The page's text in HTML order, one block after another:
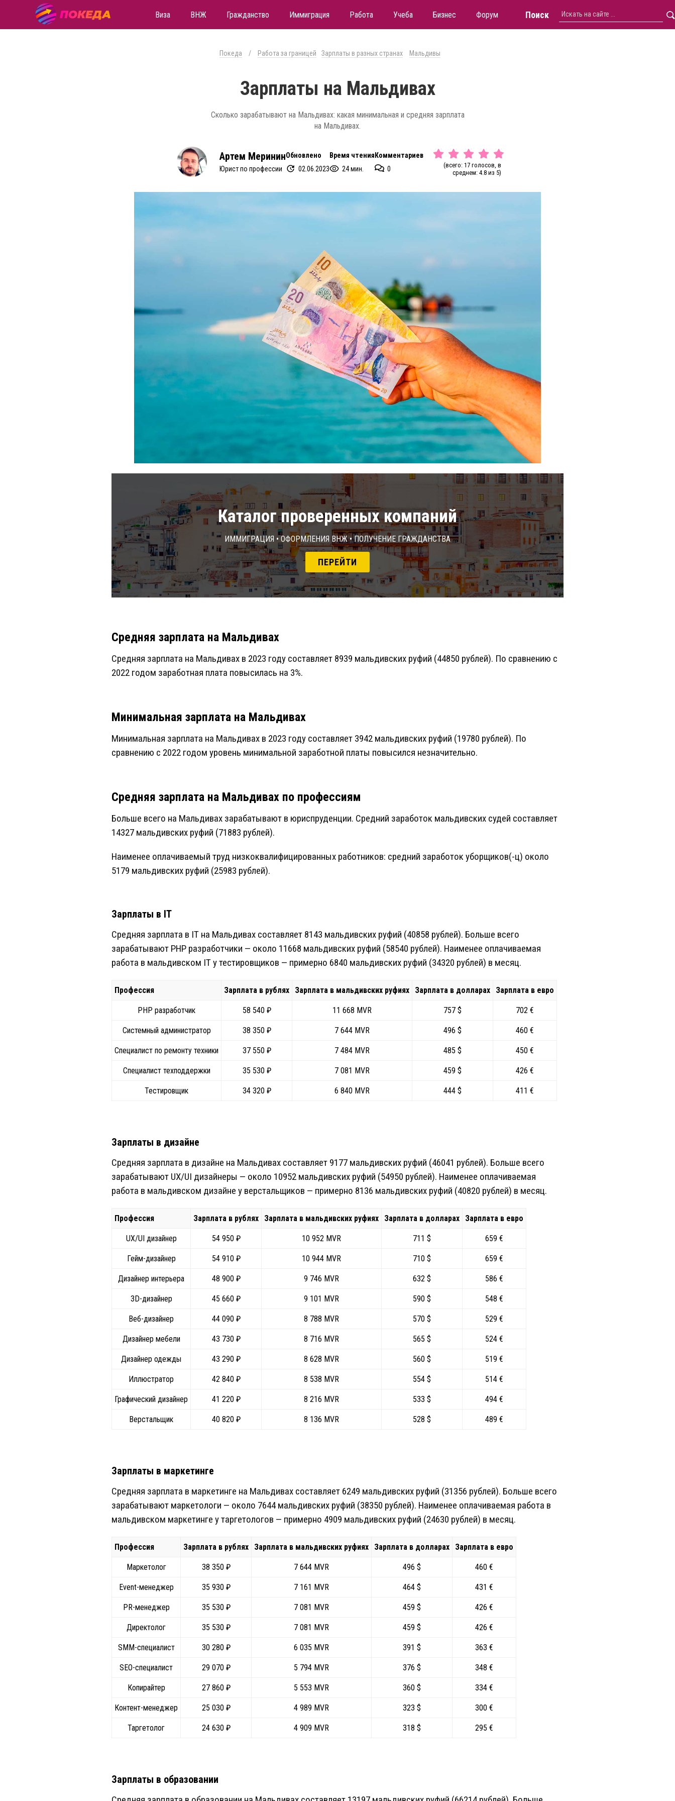
Виза ВНЖ Гражданство Иммиграция Работа Учеба Бизнес Форум Поиск
Покеда / Работа за границей Зарплаты в разных странах Мальдивы
Зарплаты на Мальдивах
Сколько зарабатывают на Мальдивах: какая минимальная и средняя зарплата
на Мальдивах.
Артем Меринин
Юрист по профессии
Обновлено
02.06.2023
Время чтения
24 мин.
Комментариев
0
(всего: 17 голосов, в
среднем: 4.8 из 5)
Каталог проверенных компаний
Иммиграция • Оформления ВНЖ • Получение гражданства
ПЕРЕЙТИ
Средняя зарплата на Мальдивах
Средняя зарплата на Мальдивах в 2023 году составляет 8939 мальдивских руфий (44850 рублей). По сравнению с
2022 годом заработная плата повысилась на 3%.
Минимальная зарплата на Мальдивах
Минимальная зарплата на Мальдивах в 2023 году составляет 3942 мальдивских руфий (19780 рублей). По
сравнению с 2022 годом уровень минимальной заработной платы повысился незначительно.
Средняя зарплата на Мальдивах по профессиям
Больше всего на Мальдивах зарабатывают в юриспруденции. Средний заработок мальдивских судей составляет
14327 мальдивских руфий (71883 рублей).
Наименее оплачиваемый труд низкоквалифицированных работников: средний заработок уборщиков(-ц) около
5179 мальдивских руфий (25983 рублей).
Зарплаты в IT
Средняя зарплата в IT на Мальдивах составляет 8143 мальдивских руфий (40858 рублей). Больше всего
зарабатывают PHP разработчики — около 11668 мальдивских руфий (58540 рублей). Наименее оплачиваемая
работа в мальдивском IT у тестировщиков — примерно 6840 мальдивских руфий (34320 рублей) в месяц.
Профессия Зарплата в рублях Зарплата в мальдивских руфиях Зарплата в долларах Зарплата в евро
PHP разработчик 58 540 ₽ 11 668 MVR 757 $ 702 €
Системный администратор 38 350 ₽ 7 644 MVR 496 $ 460 €
Специалист по ремонту техники 37 550 ₽ 7 484 MVR 485 $ 450 €
Специалист техподдержки 35 530 ₽ 7 081 MVR 459 $ 426 €
Тестировщик 34 320 ₽ 6 840 MVR 444 $ 411 €
Зарплаты в дизайне
Средняя зарплата в дизайне на Мальдивах составляет 9177 мальдивских руфий (46041 рублей). Больше всего
зарабатывают UX/UI дизайнеры — около 10952 мальдивских руфий (54950 рублей). Наименее оплачиваемая
работа в мальдивском дизайне у верстальщиков — примерно 8136 мальдивских руфий (40820 рублей) в месяц.
Профессия Зарплата в рублях Зарплата в мальдивских руфиях Зарплата в долларах Зарплата в евро
UX/UI дизайнер 54 950 ₽ 10 952 MVR 711 $ 659 €
Гейм-дизайнер 54 910 ₽ 10 944 MVR 710 $ 659 €
Дизайнер интерьера 48 900 ₽ 9 746 MVR 632 $ 586 €
3D-дизайнер 45 660 ₽ 9 101 MVR 590 $ 548 €
Веб-дизайнер 44 090 ₽ 8 788 MVR 570 $ 529 €
Дизайнер мебели 43 730 ₽ 8 716 MVR 565 $ 524 €
Дизайнер одежды 43 290 ₽ 8 628 MVR 560 $ 519 €
Иллюстратор 42 840 ₽ 8 538 MVR 554 $ 514 €
Графический дизайнер 41 220 ₽ 8 216 MVR 533 $ 494 €
Верстальщик 40 820 ₽ 8 136 MVR 528 $ 489 €
Зарплаты в маркетинге
Средняя зарплата в маркетинге на Мальдивах составляет 6249 мальдивских руфий (31356 рублей). Больше всего
зарабатывают маркетологи — около 7644 мальдивских руфий (38350 рублей). Наименее оплачиваемая работа в
мальдивском маркетинге у таргетологов — примерно 4909 мальдивских руфий (24630 рублей) в месяц.
Профессия Зарплата в рублях Зарплата в мальдивских руфиях Зарплата в долларах Зарплата в евро
Маркетолог 38 350 ₽ 7 644 MVR 496 $ 460 €
Event-менеджер 35 930 ₽ 7 161 MVR 464 $ 431 €
PR-менеджер 35 530 ₽ 7 081 MVR 459 $ 426 €
Директолог 35 530 ₽ 7 081 MVR 459 $ 426 €
SMM-специалист 30 280 ₽ 6 035 MVR 391 $ 363 €
SEO-специалист 29 070 ₽ 5 794 MVR 376 $ 348 €
Копирайтер 27 860 ₽ 5 553 MVR 360 $ 334 €
Контент-менеджер 25 030 ₽ 4 989 MVR 323 $ 300 €
Таргетолог 24 630 ₽ 4 909 MVR 318 $ 295 €
Зарплаты в образовании